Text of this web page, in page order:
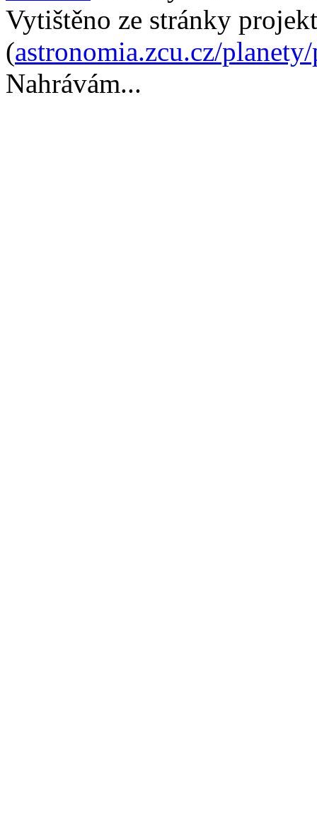
Vytištěno ze stránky
(astronomia.zcu.cz/
Nahrávám...